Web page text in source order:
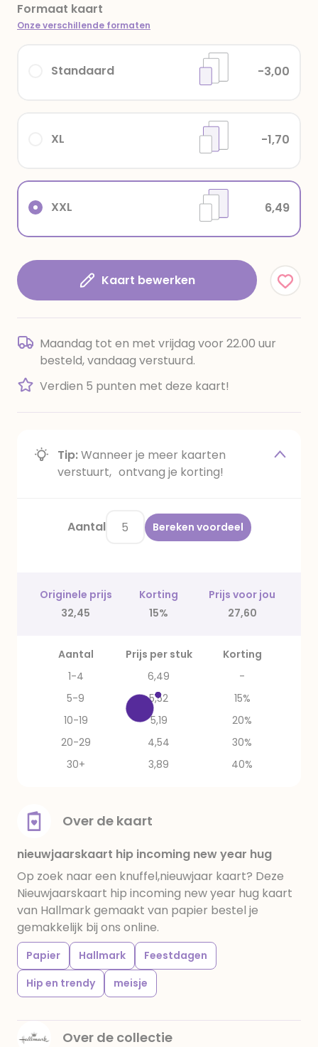
Formaat kaart
Onze verschillende formaten
XXL 6,49
XL -1,70
Standaard -3,00
Kaart bewerken
Maandag tot en met vrijdag voor 22.00 uur
besteld, vandaag verstuurd.
Verdien 5 punten met deze kaart!
Tip:Wanneer je meer kaarten
verstuurt, ontvang je korting!
Aantal Bereken voordeel
Originele prijs Korting
Prijs voor jou
32,45
15% 27,60
Aantal Prijs per stuk
Korting
1-4
6,49
-
5-9
5,52
15%
10-19
5,19
20%
20-29
4,54
30%
30+
3,89 40%
Over de kaart
nieuwjaarskaart hip incoming new year hug
Op zoek naar een knuffel,nieuwjaar kaart? Deze
Nieuwjaarskaart hip incoming new year hug kaart
van Hallmark gemaakt van papier bestel je
gemakkelijk bij ons online.
Papier Hallmark
Feestdagen
Hip en trendy
meisje
Over de collectie